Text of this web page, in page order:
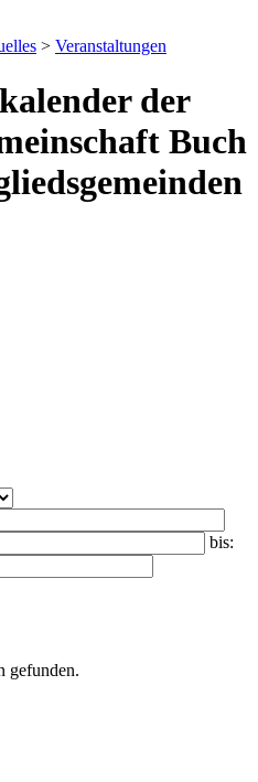
> Veranstaltungen
der
Buch
bis:
gefunden.